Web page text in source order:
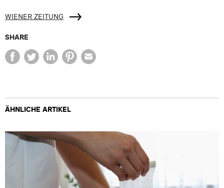
WIENER ZEITUNG
SHARE
ÄHNLICHE ARTIKEL